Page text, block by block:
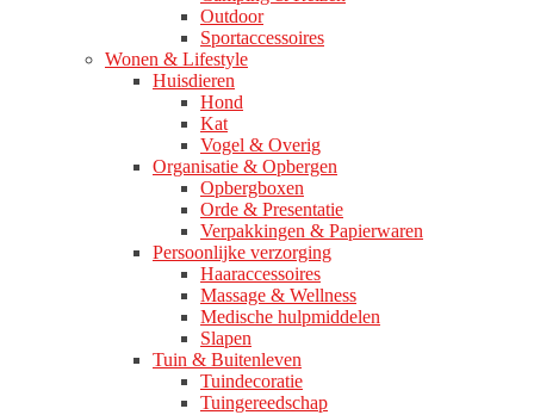
Outdoor
Sportaccessoires
Wonen & Lifestyle
Huisdieren
Hond
Kat
Vogel & Overig
Organisatie & Opbergen
Opbergboxen
Orde & Presentatie
Verpakkingen & Papierwaren
Persoonlijke verzorging
Haaraccessoires
Massage & Wellness
Medische hulpmiddelen
Slapen
Tuin & Buitenleven
Tuindecoratie
Tuingereedschap